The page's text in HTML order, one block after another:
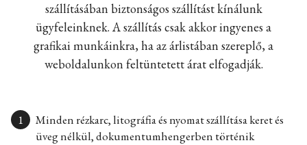
szállításában biztonságos szállítást kínálunk
ügyfeleinknek. A szállítás csak akkor ingyenes a
grafikai munkáinkra, ha az árlistában szereplő, a
weboldalunkon feltüntetett árat elfogadják.
Minden rézkarc, litográfia és nyomat szállítása keret és
üveg nélkül, dokumentumhengerben történik